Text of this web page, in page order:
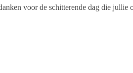
voor de schitterende dag die jullie